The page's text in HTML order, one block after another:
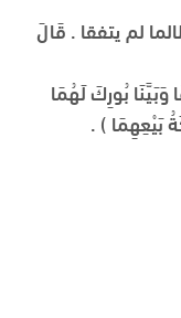
لم يتفقا . قَالَ
وَبَيَّنَا بُورِكَ لَهُمَا
بَيْعِهِمَا ) .